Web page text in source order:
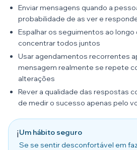
Enviar mensagens quando a
probabilidade de as ver e
Espalhar os seguimentos ao longo
concentrar todos juntos
Usar agendamentos recorrentes
mensagem realmente se repete
alterações
Rever a qualidade das respostas
de medir o sucesso apenas pelo
ℹ️Um hábito seguro
Se se sentir desconfortável em